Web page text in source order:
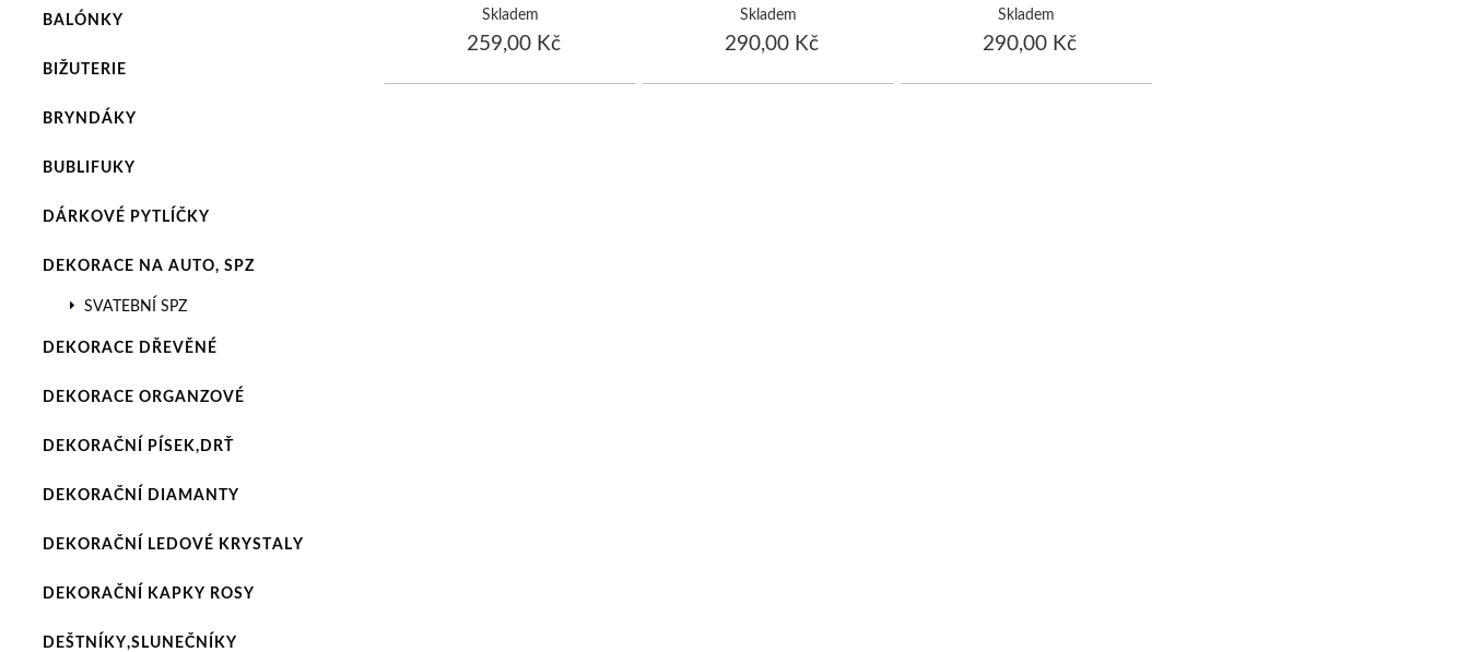
BALÓNKY
BIŽUTERIE
BRYNDÁKY
BUBLIFUKY
DÁRKOVÉ PYTLÍČKY
DEKORACE NA AUTO, SPZ
SVATEBNÍ SPZ
DEKORACE DŘEVĚNÉ
DEKORACE ORGANZOVÉ
DEKORAČNÍ PÍSEK,DRŤ
DEKORAČNÍ DIAMANTY
DEKORAČNÍ LEDOVÉ KRYSTALY
DEKORAČNÍ KAPKY ROSY
DEŠTNÍKY,SLUNEČNÍKY
Skladem
259,00 Kč
Skladem
290,00 Kč
Skladem
290,00 Kč